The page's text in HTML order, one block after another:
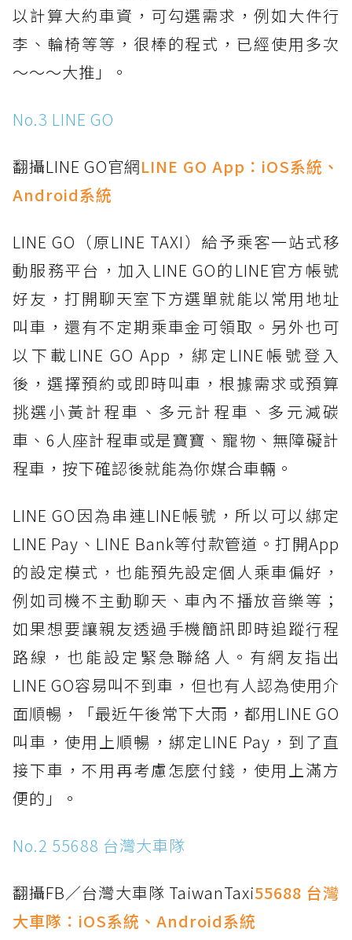
以計算大約車資，可勾選需求，例如大件行
李、輪椅等等，很棒的程式，已經使用多次
～～～大推」。
No.3 LINE GO
翻攝LINE GO官網LINE GO App： iOS系統 、
Android系統
LINE GO（原LINE TAXI）給予乘客一站式移
動服務平台，加入LINE GO的LINE官方帳號
好友，打開聊天室下方選單就能以常用地址
叫車，還有不定期乘車金可領取。另外也可
以下載LINE GO App，綁定LINE帳號登入
後，選擇預約或即時叫車，根據需求或預算
挑選小黃計程車、多元計程車、多元減碳
車、6人座計程車或是寶寶、寵物、無障礙計
程車，按下確認後就能為你媒合車輛。
LINE GO因為串連LINE帳號，所以可以綁定
LINE Pay、LINE Bank等付款管道。打開App
的設定模式，也能預先設定個人乘車偏好，
例如司機不主動聊天、車內不播放音樂等；
如果想要讓親友透過手機簡訊即時追蹤行程
路線，也能設定緊急聯絡人。有網友指出
LINE GO容易叫不到車，但也有人認為使用介
面順暢，「最近午後常下大雨，都用LINE GO
叫車，使用上順暢，綁定LINE Pay，到了直
接下車，不用再考慮怎麼付錢，使用上滿方
便的」。
No.2 55688 台灣大車隊
翻攝FB／台灣大車隊 TaiwanTaxi55688 台灣
大車隊： iOS系統 、 Android系統